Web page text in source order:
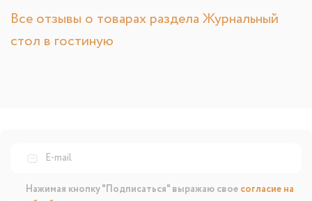
Все отзывы о товарах раздела Журнальный
стол в гостиную
Нажимая кнопку "Подписаться" выражаю свое согласие на